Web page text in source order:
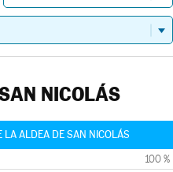
NICOLÁS
LA ALDEA DE SAN NICOLÁS
100 %